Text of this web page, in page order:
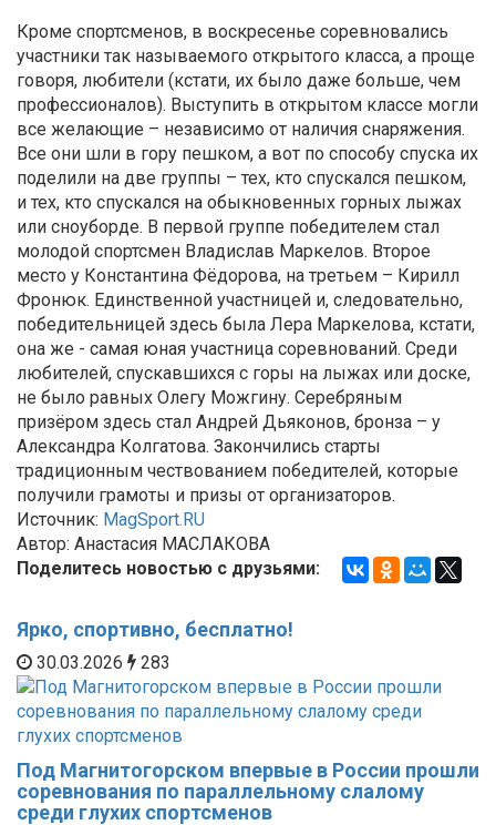
Кроме спортсменов, в воскресенье соревновались
участники так называемого открытого класса, а проще
говоря, любители (кстати, их было даже больше, чем
профессионалов). Выступить в открытом классе могли
все желающие – независимо от наличия снаряжения.
Все они шли в гору пешком, а вот по способу спуска их
поделили на две группы – тех, кто спускался пешком,
и тех, кто спускался на обыкновенных горных лыжах
или сноуборде. В первой группе победителем стал
молодой спортсмен Владислав Маркелов. Второе
место у Константина Фёдорова, на третьем – Кирилл
Фронюк. Единственной участницей и, следовательно,
победительницей здесь была Лера Маркелова, кстати,
она же - самая юная участница соревнований. Среди
любителей, спускавшихся с горы на лыжах или доске,
не было равных Олегу Можгину. Серебряным
призёром здесь стал Андрей Дьяконов, бронза – у
Александра Колгатова. Закончились старты
традиционным чествованием победителей, которые
получили грамоты и призы от организаторов.
Источник: MagSport.RU
Автор: Анастасия МАСЛАКОВА
Поделитесь новостью с друзьями:
Ярко, спортивно, бесплатно!
30.03.2026 283
Под Магнитогорском впервые в России прошли
соревнования по параллельному слалому
среди глухих спортсменов